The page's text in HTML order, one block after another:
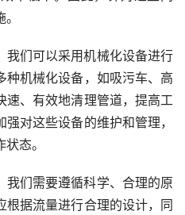
我们可以采用机械化设备进行
机械化设备，如吸污车、高
速、有效地清理管道，提高工
对这些设备的维护和管理，
态。
我们需要遵循科学、合理的原
根据流量进行合理的设计，同